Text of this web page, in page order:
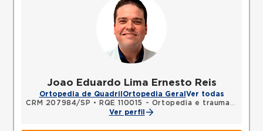
Joao Eduardo Lima Ernesto Reis
Ortopedia de Quadril Ortopedia Geral Ver todas
CRM 207984/SP •
RQE 110015 - Ortopedia e traumatologia
Ver perfil